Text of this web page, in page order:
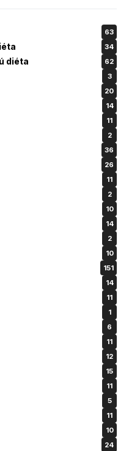
63
34
diéta 62
3
20
14
11
2
36
26
11
2
10
14
2
10
151
14
11
1
6
11
12
15
11
5
11
10
24